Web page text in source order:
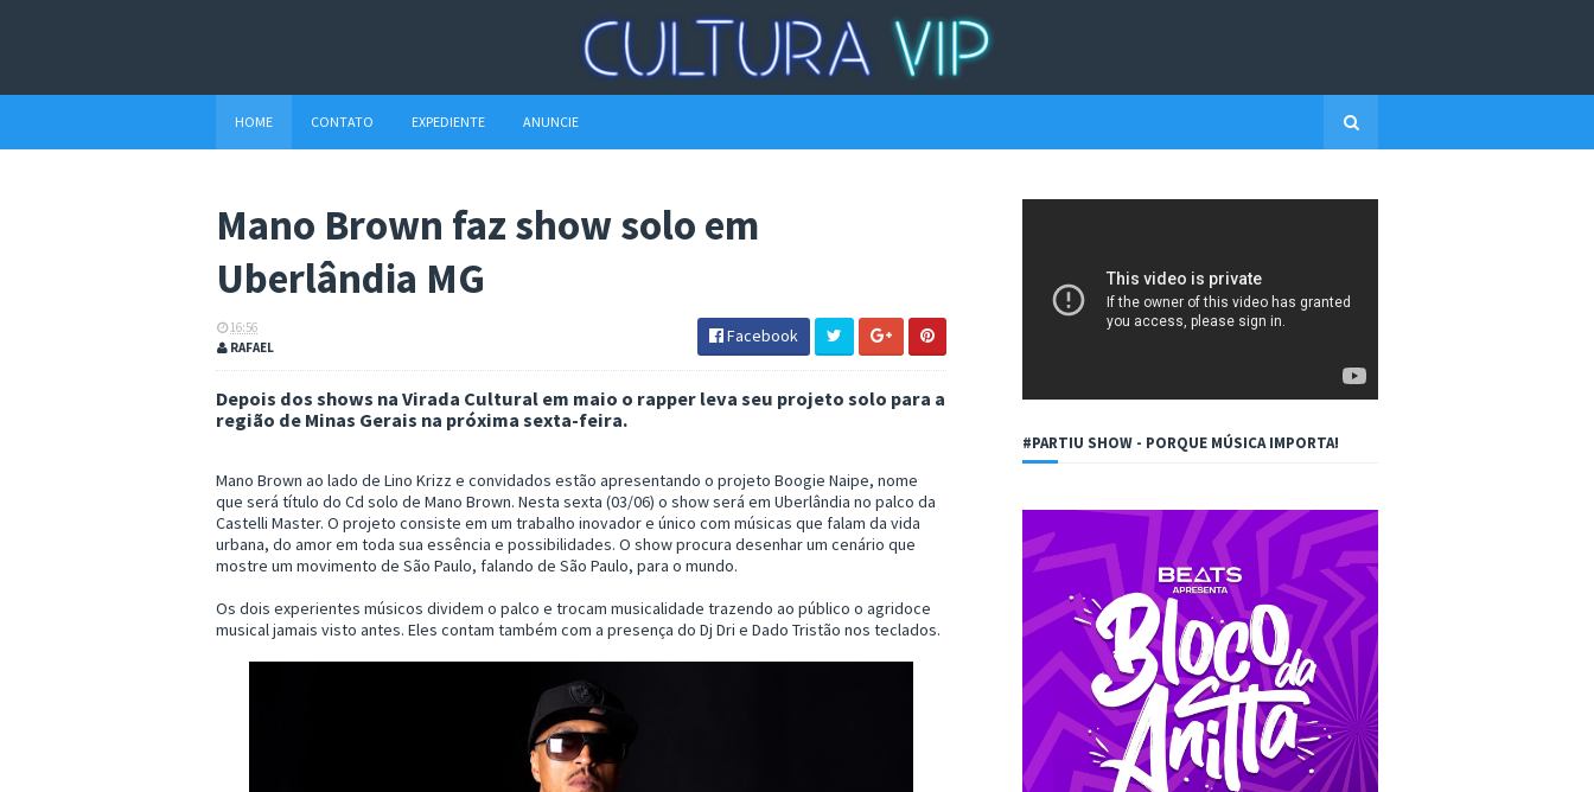
HOME CONTATO EXPEDIENTE ANUNCIE
Mano Brown faz show solo em
Uberlândia MG
16:56
RAFAEL
Facebook
Depois dos shows na Virada Cultural em maio o rapper leva seu projeto solo para a
região de Minas Gerais na próxima sexta-feira.
Mano Brown ao lado de Lino Krizz e convidados estão apresentando o projeto Boogie Naipe, nome
que será título do Cd solo de Mano Brown. Nesta sexta (03/06) o show será em Uberlândia no palco da
Castelli Master. O projeto consiste em um trabalho inovador e único com músicas que falam da vida
urbana, do amor em toda sua essência e possibilidades. O show procura desenhar um cenário que
mostre um movimento de São Paulo, falando de São Paulo, para o mundo.
Os dois experientes músicos dividem o palco e trocam musicalidade trazendo ao público o agridoce
musical jamais visto antes. Eles contam também com a presença do Dj Dri e Dado Tristão nos teclados.
#PARTIU SHOW - PORQUE MÚSICA IMPORTA!